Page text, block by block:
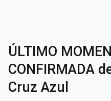
ÚLTIMO
CONFIRMADA
Cruz Azul